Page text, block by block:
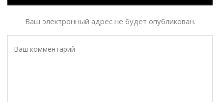
Ваш электронный адрес не будет опубликован.